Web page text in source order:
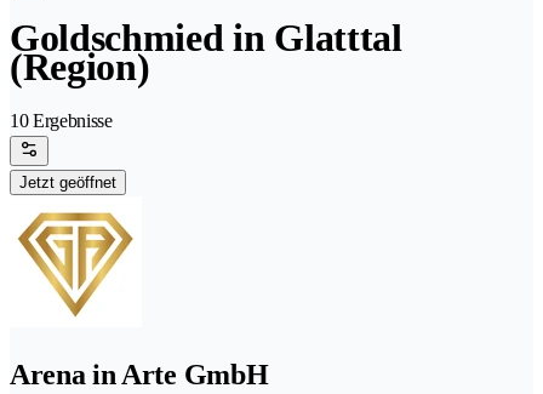
Goldschmied in Glatttal
(Region)
10 Ergebnisse
Jetzt geöffnet
Arena in Arte GmbH